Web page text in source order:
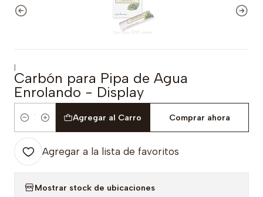
|
Carbón para Pipa de Agua
Enrolando - Display
Cantidad
Agregar al Carro Comprar ahora
Agregar a la lista de favoritos
Mostrar stock de ubicaciones